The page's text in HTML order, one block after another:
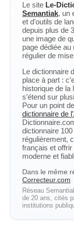
Le site Le-
Semantiak, un
et d’outils de
depuis plus de
une image de
page dédiée au
régulier de
Le dictionnaire
place à part :
historique de la
s’étend sur
Pour un point
dictionnaire de
dictionnaire
régulièrement,
français et offrir
moderne et
Dans le même
Correcteur.com
Réseau
de 20 ans, cités
institutions